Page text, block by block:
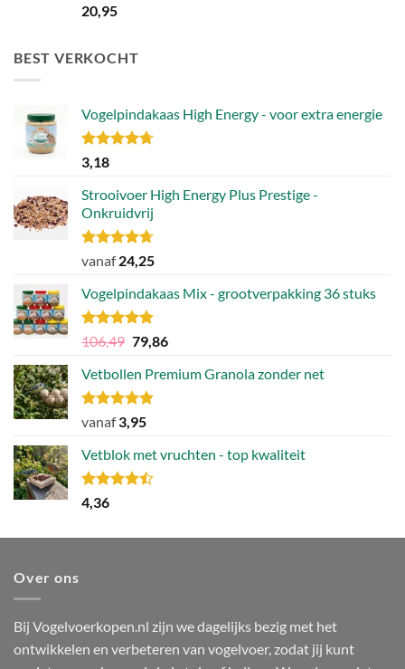
Gewaardeerd
5.00
20,95
BEST VERKOCHT
Vogelpindakaas High Energy - voor extra energie
Gewaardeerd
4.70
3,18
Strooivoer High Energy Plus Prestige -
Onkruidvrij
Gewaardeerd
uit 5
vanaf24,25
Vogelpindakaas Mix - grootverpakking 36 stuks
Gewaardeerd
uit 5
106,49 Oorspronkelijke
was:
106,49.
79,86Huidige
is:
Vetbollen Premium Granola zonder net
Gewaardeerd
uit 5
vanaf3,95
Vetblok met vruchten - top kwaliteit
Gewaardeerd
4.44
4,36
Over ons
Bij Vogelvoerkopen.nl zijn we dagelijks bezig met het
ontwikkelen en verbeteren van vogelvoer, zodat jij kunt